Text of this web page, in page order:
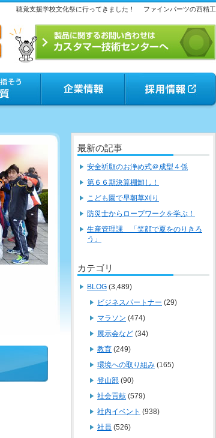
聴覚支援学校文化祭に行ってきました！ ファインパーツの西精工
最新の記事
安全祈願のお浄め式＠成型４係
第６６期決算棚卸し！
こども園で早朝草刈り
防災士からロープワークを学ぶ！
生産管理課 「笑顔で夏をのりきろ
う」
カテゴリ
BLOG (3,489)
ビジネスパートナー (29)
マラソン (474)
展示会など (34)
教育 (249)
環境への取り組み (165)
登山部 (90)
社会貢献 (579)
社内イベント (938)
社員 (526)